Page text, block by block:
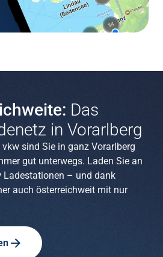
Das
in Vorarlberg
sind Sie in ganz Vorarlberg
gut unterwegs. Laden Sie an
– und dank
auch österreichweit mit nur